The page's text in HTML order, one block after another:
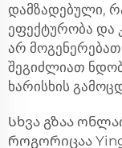
დამზადებული,
ეფექტურობა და
არ მოგენერებათ
შეგიძლიათ
ხარისხის
Სხვა გზაა
როგორიცაა